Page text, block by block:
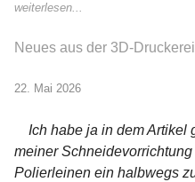
weiterlesen...
Neues aus der 3D-Druckerei
22. Mai 2026
Ich habe ja in dem Artikel
meiner
Polierleinen ein halbwegs